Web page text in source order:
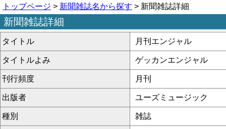
トップページ > 新聞雑誌名から探す > 新聞雑誌詳細
新聞雑誌詳細
タイトル 月刊エンジャル
タイトルよみ ゲッカンエンジャル
刊行頻度 月刊
出版者 ユーズミュージック
種別 雑誌